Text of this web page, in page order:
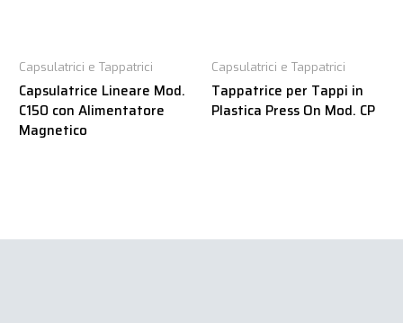
Capsulatrici e Tappatrici
Capsulatrice Lineare Mod.
C150 con Alimentatore
Magnetico
Capsulatrici e Tappatrici
Tappatrice per Tappi in
Plastica Press On Mod. CP